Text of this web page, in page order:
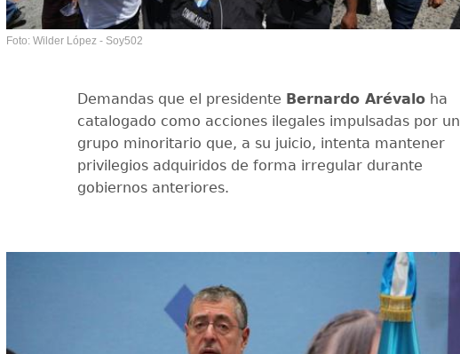
Foto: Wilder López - Soy502
Demandas que el presidente Bernardo Arévalo ha
catalogado como acciones ilegales impulsadas por un
grupo minoritario que, a su juicio, intenta mantener
privilegios adquiridos de forma irregular durante
gobiernos anteriores.